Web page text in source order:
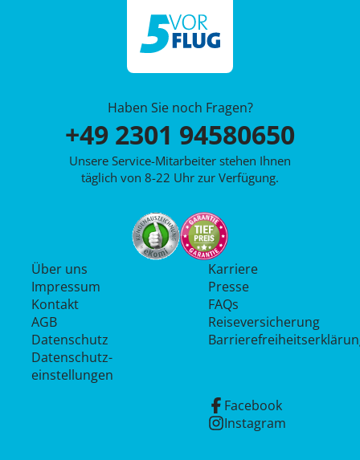
Haben Sie noch Fragen?
+49 2301 94580650
Unsere Service-Mitarbeiter stehen Ihnen
täglich von 8-22 Uhr zur Verfügung.
Über uns
Impressum
Kontakt
AGB
Datenschutz
Datenschutz­
einstellungen
Karriere
Presse
FAQs
Reiseversicherung
Facebook
Instagram